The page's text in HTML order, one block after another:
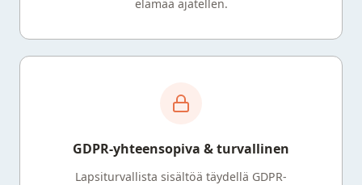
elämää ajatellen.
GDPR-yhteensopiva & turvallinen
Lapsiturvallista sisältöä täydellä GDPR-